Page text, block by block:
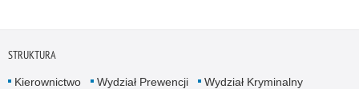
STRUKTURA
Kierownictwo Wydział Prewencji
Wydział Kryminalny